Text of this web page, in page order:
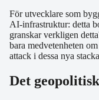
För utvecklare som
AI-infrastruktur: detta
granskar verkligen
bara medvetenheten
attack i dessa nya
Det